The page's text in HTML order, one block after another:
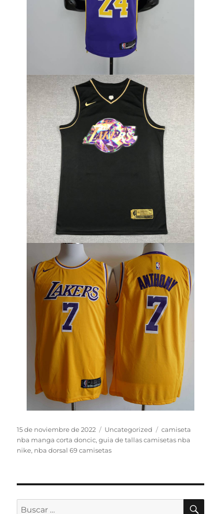
Publicado
el
15 de noviembre de 2022 Categorías
Uncategorized Etiquetas
camiseta
nba manga corta doncic,guia de tallas camisetas nba
nike, nba dorsal 69 camisetas
Buscar